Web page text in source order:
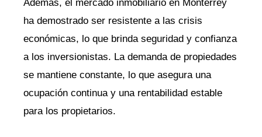
Además, el mercado inmobiliario en Monterrey
ha demostrado ser resistente a las crisis
económicas, lo que brinda seguridad y confianza
a los inversionistas. La demanda de propiedades
se mantiene constante, lo que asegura una
ocupación continua y una rentabilidad estable
para los propietarios.